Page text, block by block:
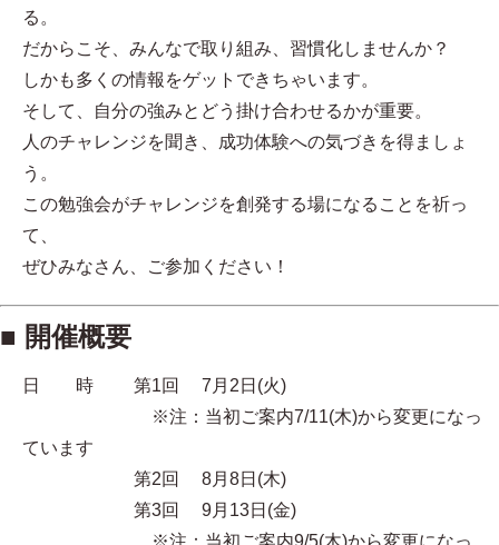
る。
だからこそ、みんなで取り組み、習慣化しませんか？
しかも多くの情報をゲットできちゃいます。
そして、自分の強みとどう掛け合わせるかが重要。
人のチャレンジを聞き、成功体験への気づきを得ましょ
う。
この勉強会がチャレンジを創発する場になることを祈っ
て、
ぜひみなさん、ご参加ください！
■ 開催概要
日 時 第1回 7月2日(火)
※注：当初ご案内7/11(木)から変更になっ
ています
第2回 8月8日(木)
第3回 9月13日(金)
※注：当初ご案内9/5(木)から変更になっ